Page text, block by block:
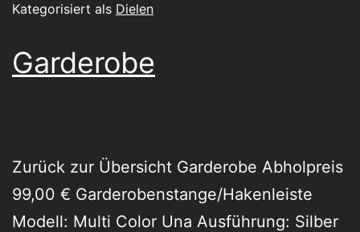
Kategorisiert als Dielen
Garderobe
Zurück zur Übersicht Garderobe Abholpreis
99,00 € Garderobenstange/Hakenleiste
Modell: Multi Color Una Ausführung: Silber